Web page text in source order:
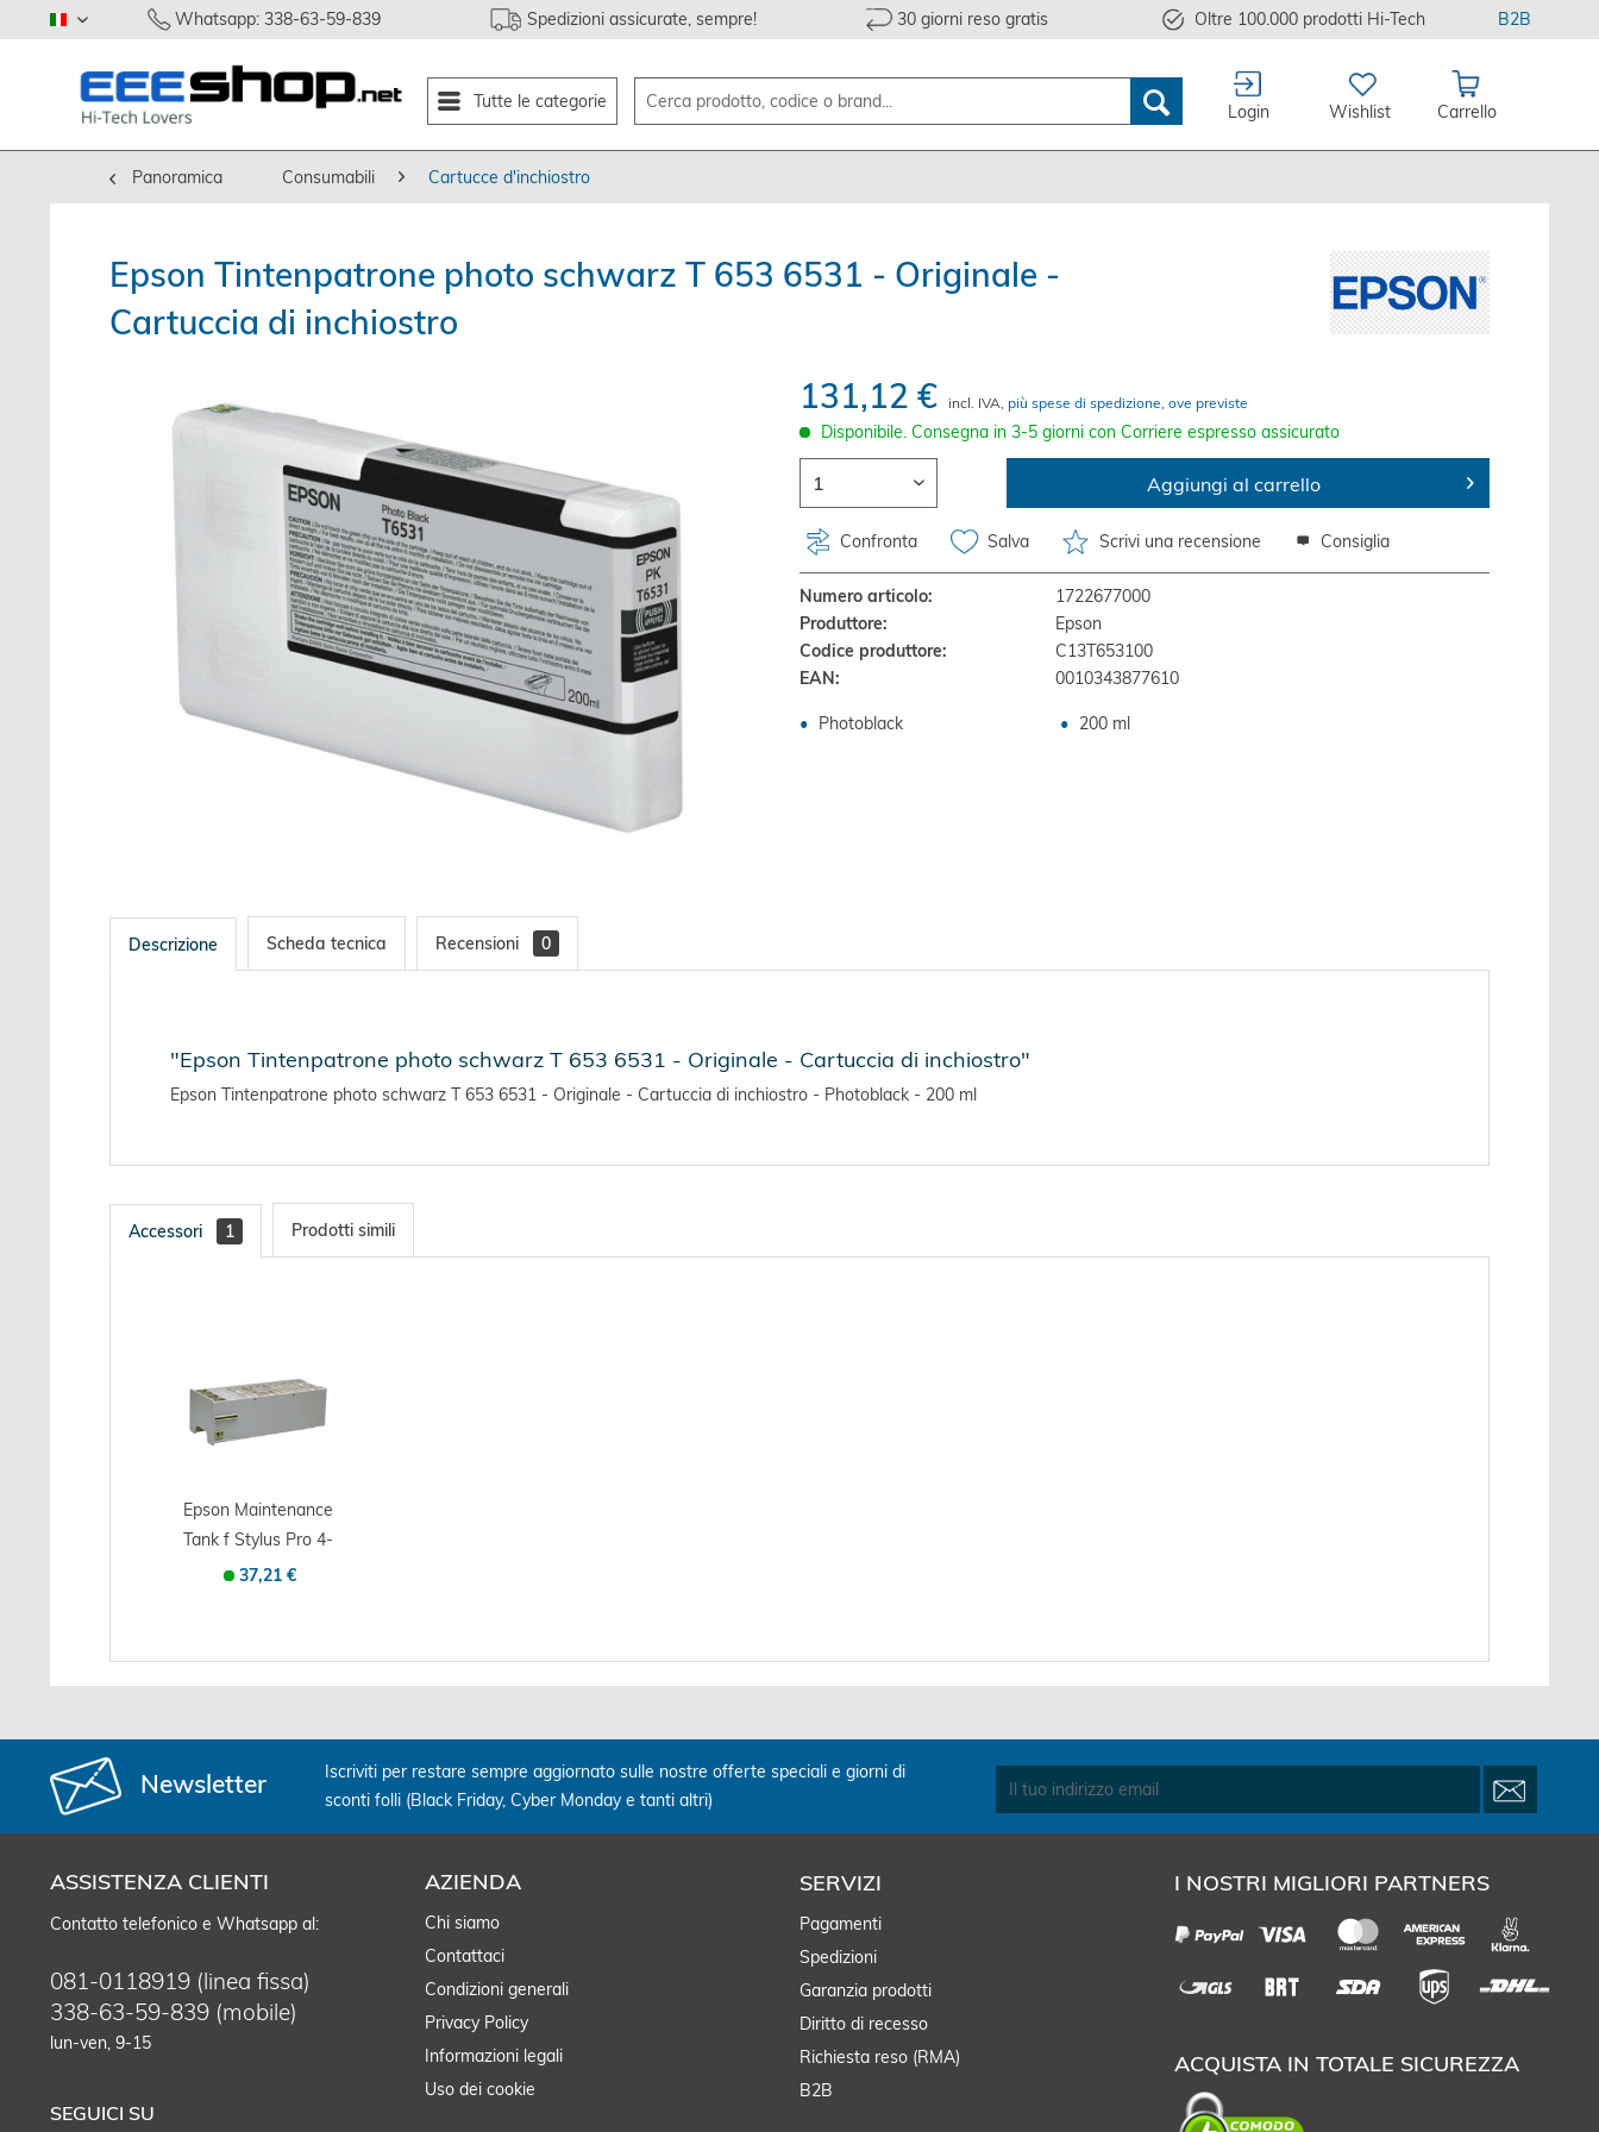
italiano Whatsapp: 338-63-59-839 Spedizioni assicurate, sempre! 30 giorni reso gratis Oltre 100.000 prodotti Hi-Tech B2B
Tutte le categorie
Login Wishlist Carrello
Panoramica Consumabili Cartucce d'inchiostro
Epson Tintenpatrone photo schwarz T 653 6531 - Originale -
Cartuccia di inchiostro
131,12 €
incl. IVA, più spese di spedizione, ove previste
Disponibile. Consegna in 3-5 giorni con Corriere espresso assicurato
Aggiungi al carrello
Confronta Salva Scrivi una recensione Consiglia
Numero articolo:
1722677000
Produttore:
Epson
Codice produttore:
C13T653100
EAN:
0010343877610
Photoblack 200 ml
Descrizione Scheda tecnica Recensioni 0
"Epson Tintenpatrone photo schwarz T 653 6531 - Originale - Cartuccia di inchiostro"
Epson Tintenpatrone photo schwarz T 653 6531 - Originale - Cartuccia di inchiostro - Photoblack - 200 ml
Accessori 1 Prodotti simili
Epson Maintenance
Tank f Stylus Pro 4-
7- 9
37,21 €
Newsletter
Iscriviti per restare sempre aggiornato sulle nostre offerte speciali e giorni di
sconti folli (Black Friday, Cyber Monday e tanti altri)
ASSISTENZA CLIENTI
Contatto telefonico e Whatsapp al:
081-0118919 (linea fissa)
338-63-59-839 (mobile)
lun-ven, 9-15
SEGUICI SU
AZIENDA
Chi siamo
Contattaci
Condizioni generali
Privacy Policy
Informazioni legali
Uso dei cookie
SERVIZI
Pagamenti
Spedizioni
Garanzia prodotti
Diritto di recesso
Richiesta reso (RMA)
B2B
I NOSTRI MIGLIORI PARTNERS
ACQUISTA IN TOTALE SICUREZZA